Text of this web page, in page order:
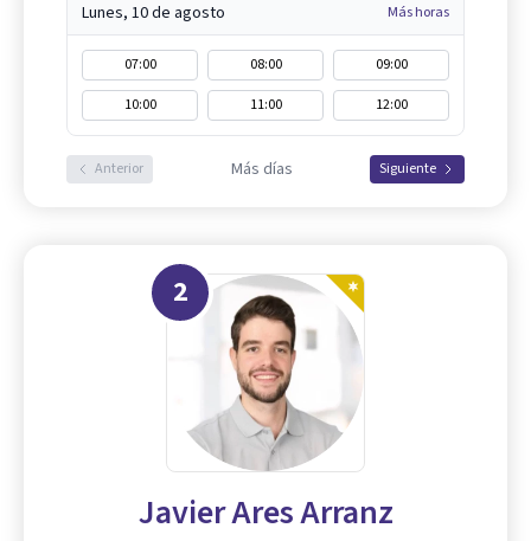
Lunes, 10 de agosto Más horas
07:00 08:00
09:00
10:00
11:00 12:00
Anterior Más días Siguiente
2
Javier Ares Arranz